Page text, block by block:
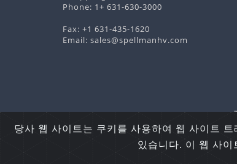
Phone: 1+ 631-630-3000
Fax: +1 631-435-1620
Email: sales@spellmanhv.com
당사 웹 사이트는 쿠키를 사용하여 웹 사이트
있습니다. 이 웹 사